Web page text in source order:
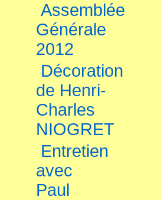
Assemblée
Générale
2012
Décoration
de Henri-
Charles
NIOGRET
Entretien
avec
Paul